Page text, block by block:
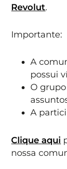
Revolut.
Importante:
A
possui
O
A
Clique aqui
nossa